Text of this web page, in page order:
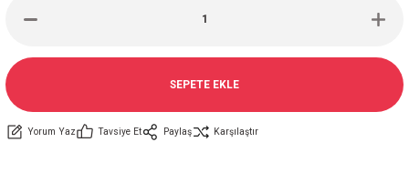
SEPETE EKLE
Yorum Yaz Tavsiye Et Paylaş Karşılaştır